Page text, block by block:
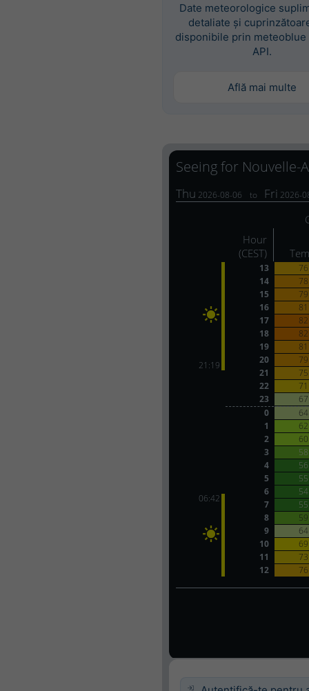
Date meteorologice
detaliate și
disponibile prin meteoblue
API.
Află mai multe